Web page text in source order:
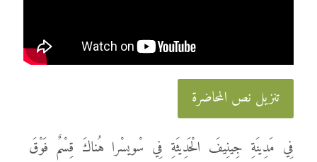
تنزيل نص المحاضرة
فِي مَدِينَةِ جِينِيفَ الْحَدِيثَةِ فِي سْويسْرا هُناكَ قِسْمٌ فَوْقَ